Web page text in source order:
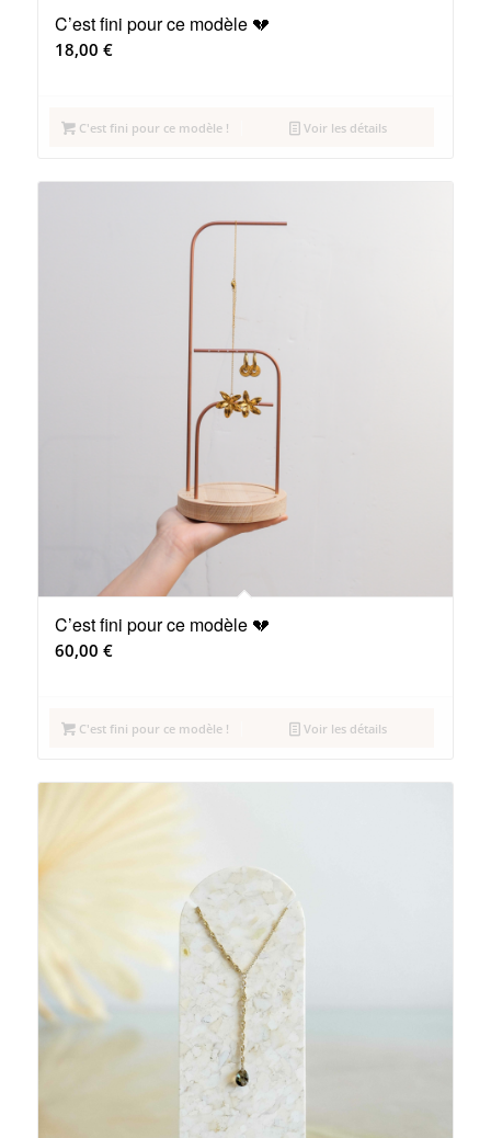
C’est fini pour ce modèle 💔
18,00 €
C'est fini pour ce modèle ! Voir les détails
C’est fini pour ce modèle 💔
60,00 €
C'est fini pour ce modèle ! Voir les détails